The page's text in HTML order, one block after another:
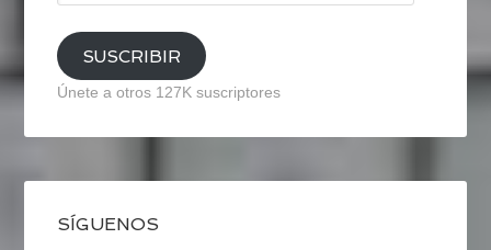
email
SUSCRIBIR
Únete a otros 127K suscriptores
SÍGUENOS